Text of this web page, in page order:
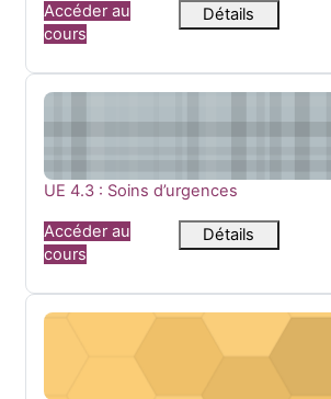
Accéder au
cours
Détails
UE 4.3 : Soins d’urgences
Nom du cours
UE 4.3 : Soins d’urgences
Accéder au
cours
Détails
U.E 4.4 Thérapeutiques et